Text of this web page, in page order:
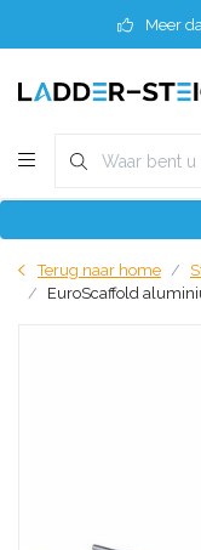
Meer
Terug naar home
EuroScaffold